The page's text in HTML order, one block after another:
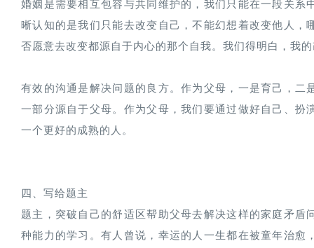
婚姻是需要相互包容与共同维护的，我们只能在一段关
晰认知的是我们只能去改变自己，不能幻想着改变他人
否愿意去改变都源自于内心的那个自我。我们得明白，我
有效的沟通是解决问题的良方。作为父母，一是育己，
一部分源自于父母。作为父母，我们要通过做好自己、
一个更好的成熟的人。
四、写给题主
题主，突破自己的舒适区帮助父母去解决这样的家庭矛
种能力的学习。有人曾说，幸运的人一生都在被童年治